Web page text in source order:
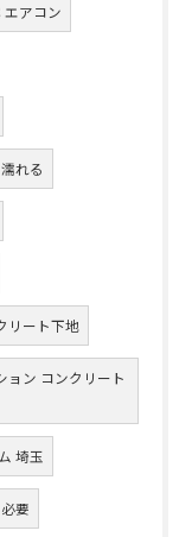
エアコン
れる
リート下地
ョン コンクリート
埼玉
要